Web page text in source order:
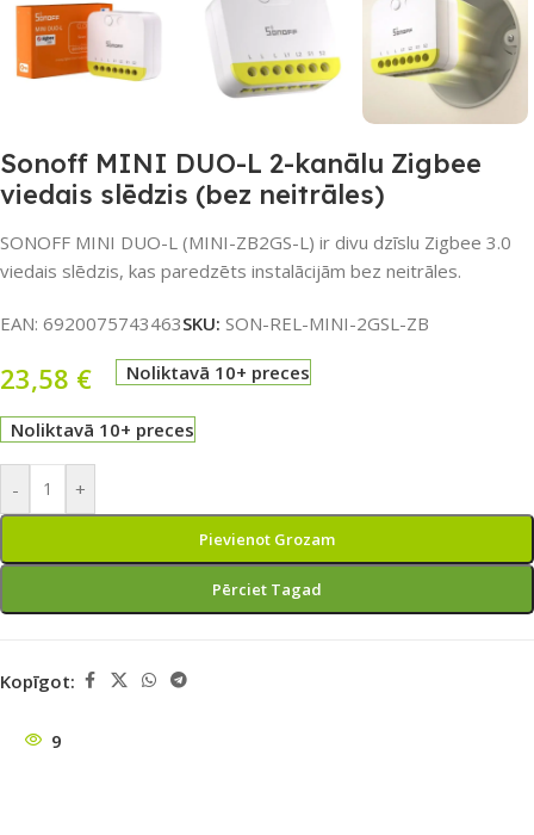
Sonoff MINI DUO-L 2-kanālu Zigbee
viedais slēdzis (bez neitrāles)
SONOFF MINI DUO-L (MINI-ZB2GS-L) ir divu dzīslu Zigbee 3.0
viedais slēdzis, kas paredzēts instalācijām bez neitrāles.
EAN: 6920075743463SKU: SON-REL-MINI-2GSL-ZB
23,58 € Noliktavā 10+ preces
Noliktavā 10+ preces
- +
Pievienot Grozam
Pērciet Tagad
Kopīgot:
9